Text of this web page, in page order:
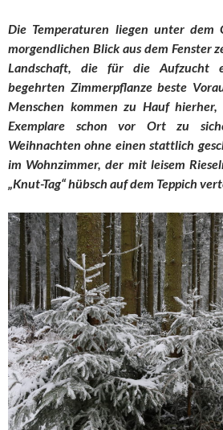
Die Temperaturen liegen unter dem
morgendlichen Blick aus dem Fenster
Landschaft, die für die Aufzucht
begehrten Zimmerpflanze beste
Menschen kommen zu Hauf
Exemplare schon vor Ort zu
Weihnachten ohne einen stattlich
im Wohnzimmer, der mit leisem
„Knut-Tag“ hübsch auf dem Teppich